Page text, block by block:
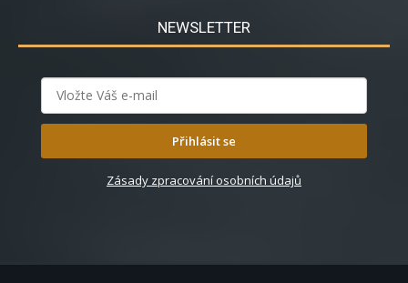
NEWSLETTER
Přihlásit se
Zásady zpracování osobních údajů